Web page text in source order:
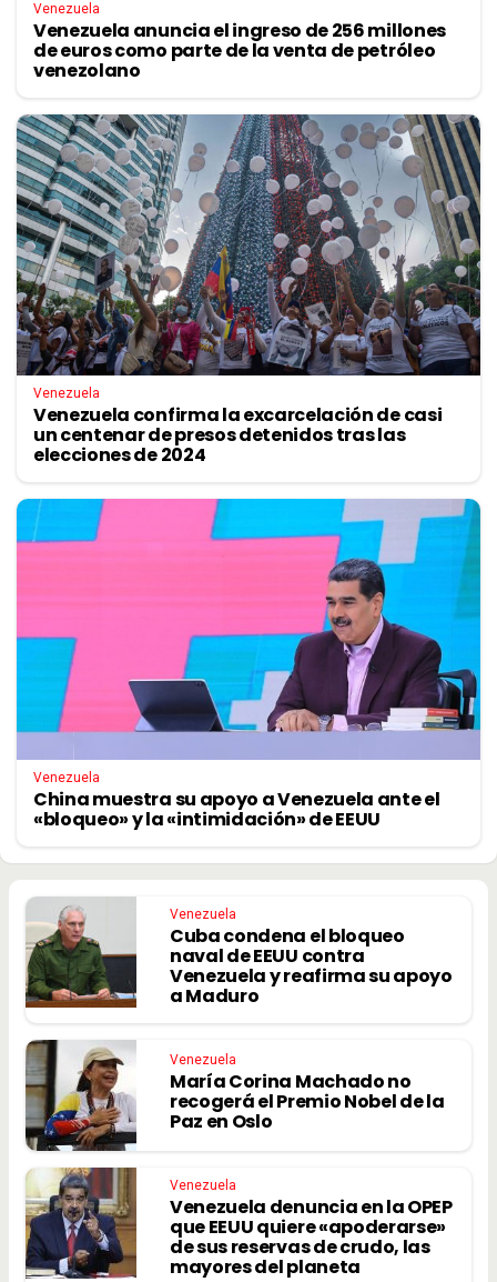
Venezuela
Venezuela anuncia el ingreso de 256 millones
de euros como parte de la venta de petróleo
venezolano
Venezuela
Venezuela confirma la excarcelación de casi
un centenar de presos detenidos tras las
elecciones de 2024
Venezuela
China muestra su apoyo a Venezuela ante el
«bloqueo» y la «intimidación» de EEUU
Venezuela
Cuba condena el bloqueo
naval de EEUU contra
Venezuela y reafirma su apoyo
a Maduro
Venezuela
María Corina Machado no
recogerá el Premio Nobel de la
Paz en Oslo
Venezuela
Venezuela denuncia en la OPEP
que EEUU quiere «apoderarse»
de sus reservas de crudo, las
mayores del planeta